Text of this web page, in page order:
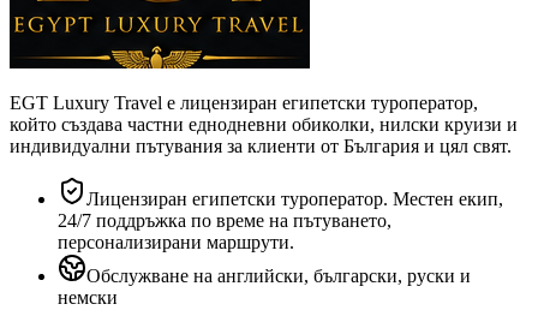
EGT Luxury Travel е лицензиран египетски туроператор,
който създава частни еднодневни обиколки, нилски круизи и
индивидуални пътувания за клиенти от България и цял свят.
Лицензиран египетски туроператор. Местен екип,
24/7 поддръжка по време на пътуването,
персонализирани маршрути.
Обслужване на английски, български, руски и
немски